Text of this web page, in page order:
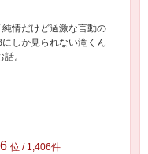
情だけど過激な言動の
しか見られない滝くん
。
位 / 1,406件